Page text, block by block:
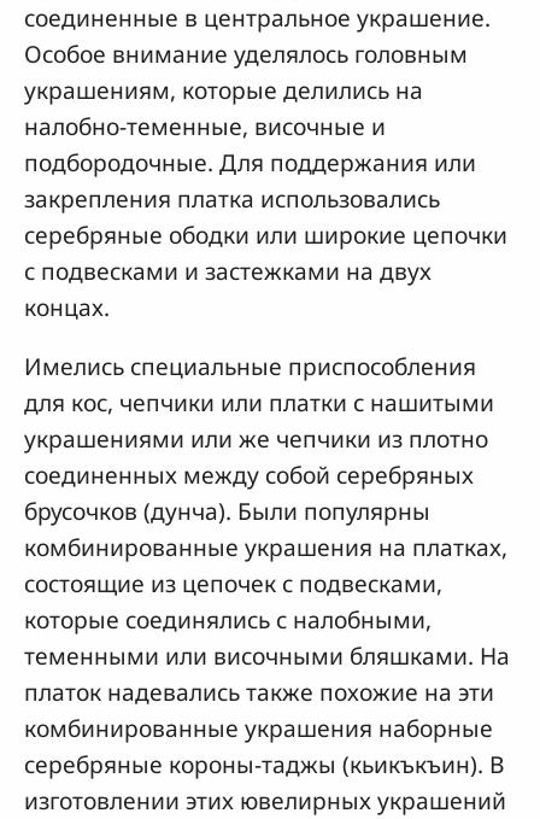
соединенные в центральное украшение.
Особое внимание уделялось головным
украшениям, которые делились на
налобно-теменные, височные и
подбородочные. Для поддержания или
закрепления платка использовались
серебряные ободки или широкие цепочки
с подвесками и застежками на двух
концах.
Имелись специальные приспособления
для кос, чепчики или платки с нашитыми
украшениями или же чепчики из плотно
соединенных между собой серебряных
брусочков (дунча). Были популярны
комбинированные украшения на платках,
состоящие из цепочек с подвесками,
которые соединялись с налобными,
теменными или височными бляшками. На
платок надевались также похожие на эти
комбинированные украшения наборные
серебряные короны-таджы (кьикъкъин). В
изготовлении этих ювелирных украшений